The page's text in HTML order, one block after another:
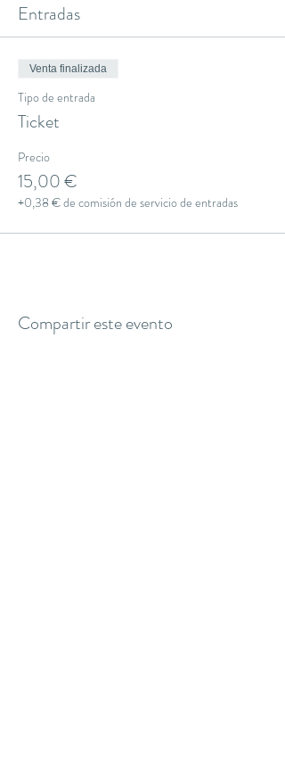
Entradas
Venta finalizada
Tipo de entrada
Ticket
Precio
15,00 €
+0,38 € de comisión de servicio de entradas
Compartir este evento